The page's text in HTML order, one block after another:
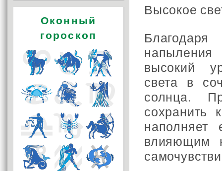
Высокое
Благодаря
высокий
света в
солнца.
сохранить
наполняет
влияющим
Оконный
гороскоп